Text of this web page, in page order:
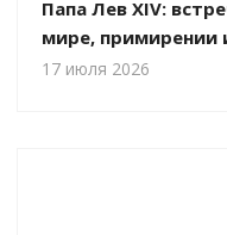
Папа Лев XIV:
мире, примирении
17 июля 2026